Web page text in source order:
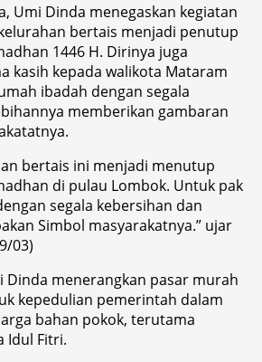
Umi Dinda menegaskan kegiatan
bertais menjadi penutup
1446 H. Dirinya juga
kasih kepada walikota Mataram
ibadah dengan segala
memberikan gambaran
bertais ini menjadi menutup
di pulau Lombok. Untuk pak
segala kebersihan dan
Simbol masyarakatnya.” ujar
03)
Dinda menerangkan pasar murah
kepedulian pemerintah dalam
bahan pokok, terutama
Idul Fitri.